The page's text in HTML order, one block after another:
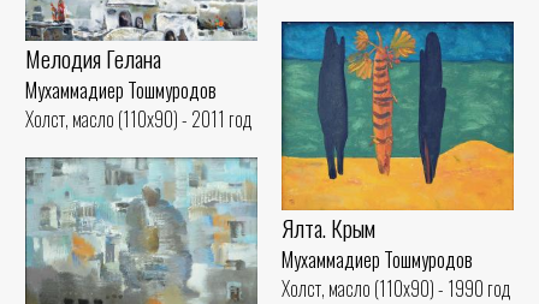
Мелодия Гелана
Мухаммадиер Тошмуродов
Холст, масло (110x90) - 2011 год
Ялта. Крым
Мухаммадиер Тошмуродов
Холст, масло (110x90) - 1990 год